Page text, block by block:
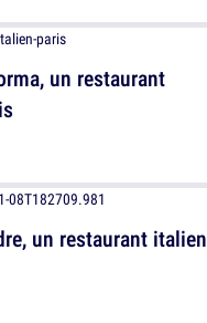
un restaurant italien
un restaurant